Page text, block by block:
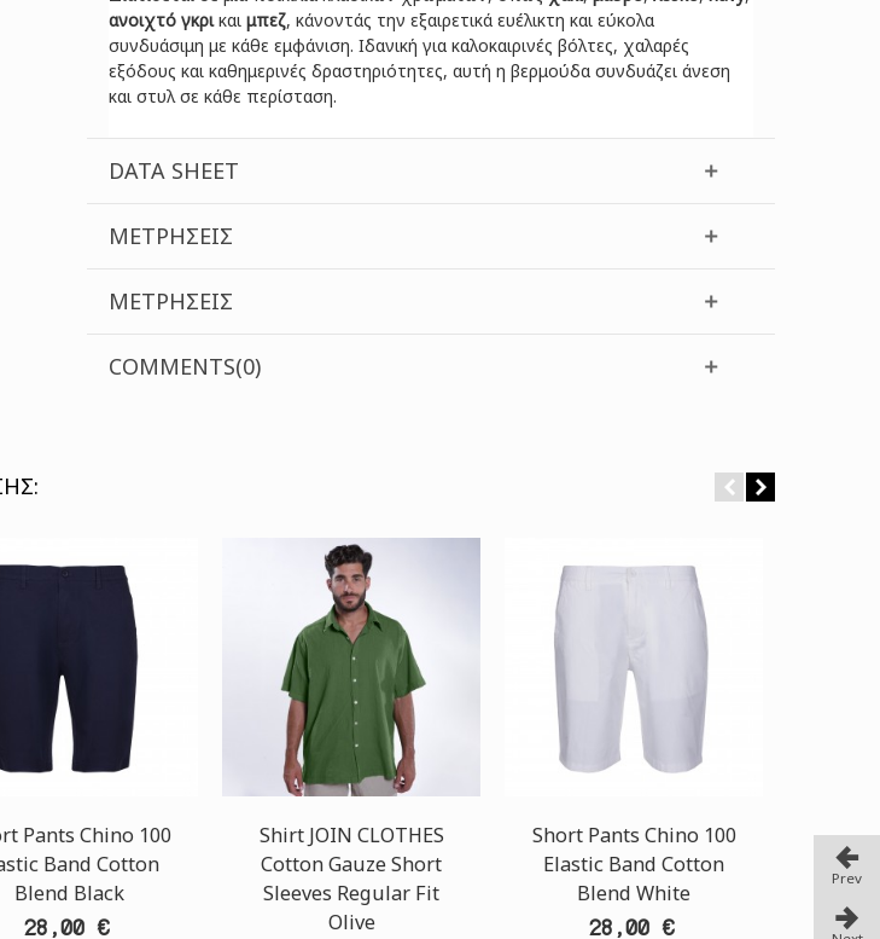
ανοιχτό γκρικαιμπεζ, κάνοντάς την εξαιρετικά ευέλικτη και εύκολα
συνδυάσιμη με κάθε εμφάνιση. Ιδανική για καλοκαιρινές βόλτες, χαλαρές
εξόδους και καθημερινές δραστηριότητες, αυτή η βερμούδα συνδυάζει άνεση
και στυλ σε κάθε περίσταση.
DATA SHEET
ΜΕΤΡΉΣΕΙΣ
ΜΕΤΡΉΣΕΙΣ
COMMENTS(0)
Pants Chino 100
Band Cotton
Blend Black
28,00 €
Shirt JOIN CLOTHES
Cotton Gauze Short
Sleeves Regular Fit
Olive
Short Pants Chino 100
Elastic Band Cotton
Blend White
28,00 €
Short
Prev